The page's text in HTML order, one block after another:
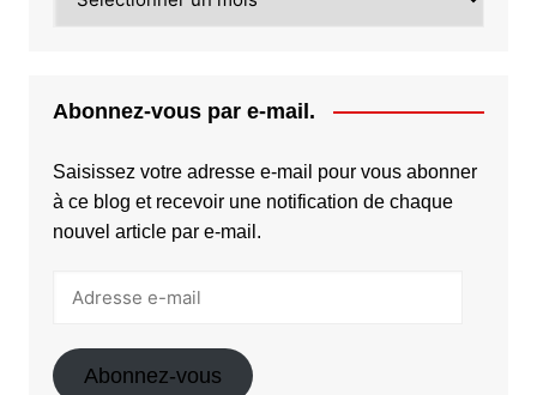
Abonnez-vous par e-mail.
Saisissez votre adresse e-mail pour vous abonner
à ce blog et recevoir une notification de chaque
nouvel article par e-mail.
Abonnez-vous